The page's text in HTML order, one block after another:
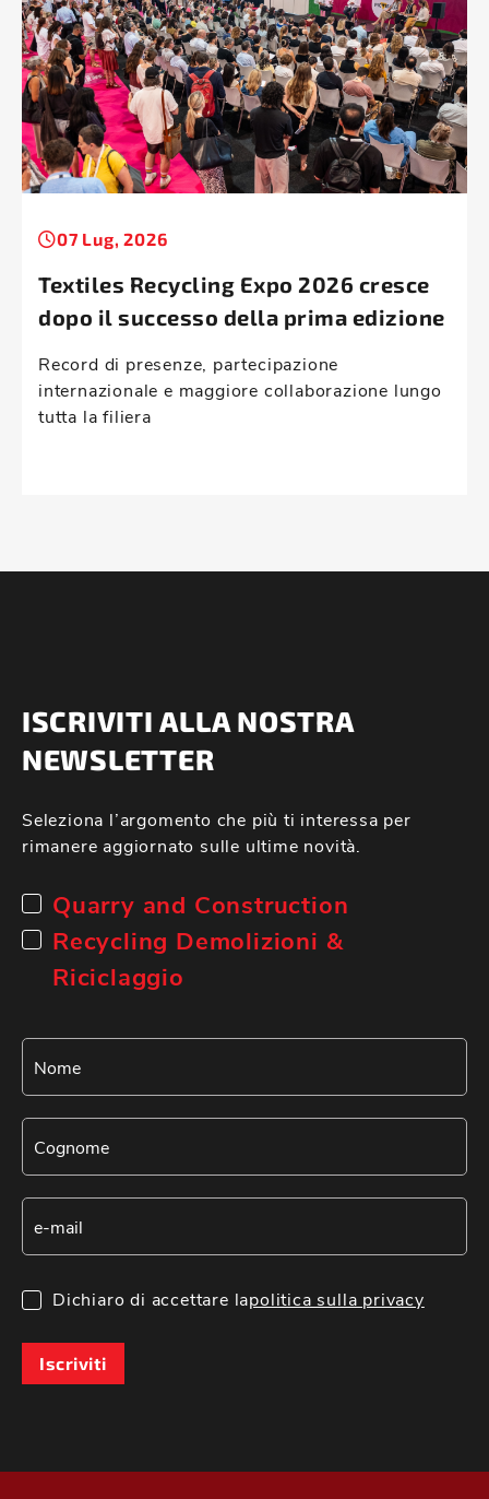
07 Lug, 2026
Textiles Recycling Expo 2026 cresce
dopo il successo della prima edizione
Record di presenze, partecipazione
internazionale e maggiore collaborazione lungo
tutta la filiera
ISCRIVITI ALLA NOSTRA
NEWSLETTER
Seleziona l’argomento che più ti interessa per
rimanere aggiornato sulle ultime novità.
Quarry and Construction
Recycling Demolizioni &
Riciclaggio
Dichiaro di accettare lapolitica sulla privacy
Iscriviti